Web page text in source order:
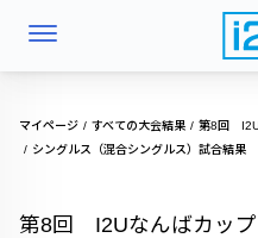
マイページ すべての大会結果
第8回 I2U
シングルス（混合シングルス）試合結果
第8回 I2Uなんばカップ